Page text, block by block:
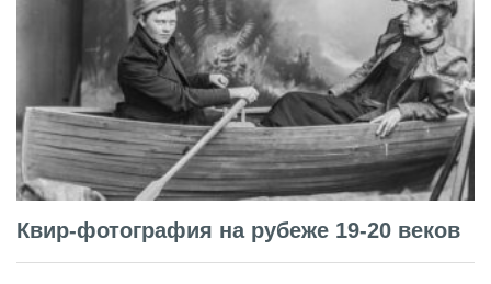
Квир-фотография на рубеже 19-20 веков